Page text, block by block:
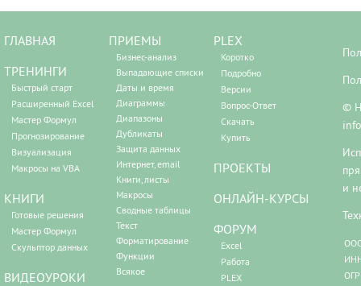
ГЛАВНАЯ
ТРЕНИНГИ
Быстрый старт
Расширенный Excel
Мастер Формул
Прогнозирование
Визуализация
Макросы на VBA
КНИГИ
Готовые решения
Мастер Формул
Скульптор данных
ВИДЕОУРОКИ
ПРИЕМЫ
Бизнес-анализ
Выпадающие списки
Даты и время
Диаграммы
Диапазоны
Дубликаты
Защита данных
Интернет, email
Книги, листы
Макросы
Сводные таблицы
Текст
Форматирование
Функции
Всякое
PLEX
Коротко
Подробно
Версии
Вопрос-Ответ
Скачать
Купить
ПРОЕКТЫ
ОНЛАЙН-КУРСЫ
ФОРУМ
Excel
Работа
PLEX
©
и